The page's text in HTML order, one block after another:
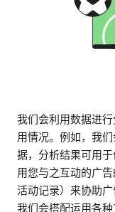
我们会利用数据进
用情况。例如，我
据，分析结果可用
用您与之互动的广
活动记录）来协助
我们会搭配运用各